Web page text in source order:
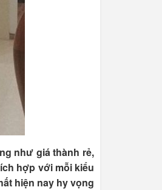
như giá thành rẻ,
hợp với mỗi kiểu
hiện nay hy vọng